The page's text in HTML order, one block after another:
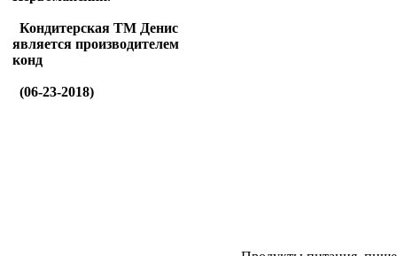
Кондитерская ТМ Денис
является производителем
конд
(06-23-2018)